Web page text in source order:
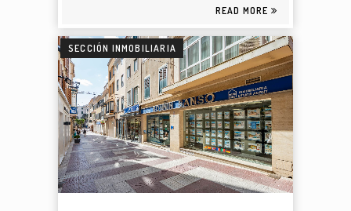
READ MORE
SECCIÓN INMOBILIARIA